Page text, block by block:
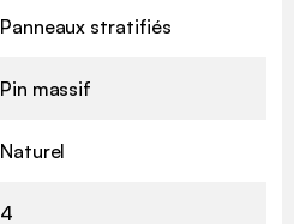
Panneaux stratifiés
Pin massif
Naturel
4